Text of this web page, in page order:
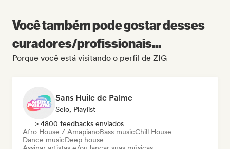
Você também pode gostar desses
curadores/profissionais...
Porque você está visitando o perfil de ZIG
Sans Huile de Palme
Selo, Playlist
> 4800 feedbacks enviados
Afro House / AmapianoBass musicChill House
Dance musicDeep house